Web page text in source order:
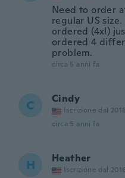
Need to order
regular US
ordered (4xl)
ordered 4
problem.
circa 5 anni fa
C Cindy
Iscrizione dal 2018
circa 5 anni fa
H Heather
Iscrizione dal 2016